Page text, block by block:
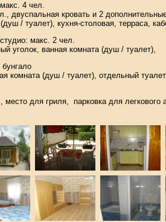
4 чел.
двуспальная кровать и 2
/ туалет), кухня-столовая, терраса,
макс. 2 чел.
уголок, ванная комната (душ / туалет),
комната (душ / туалет), отдельный
место для гриля, парковка для легкового